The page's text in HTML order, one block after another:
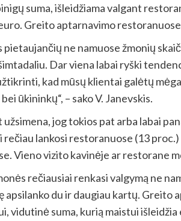
suma, išleidžiama valgant
Greito aptarnavimo
pietaujančių ne namuose žmonių
Dar viena labai ryški
kad mūsų klientai galėtų
ūkininkų“, – sako V. Janevskis.
užsimena, jog tokios pat arba labai
lankosi restoranuose (13
Vieno vizito kavinėje ar restorane
rečiausiai renkasi valgymą ne
apsilanko du ir daugiau kartų. Greito
vidutinė suma, kurią maistui